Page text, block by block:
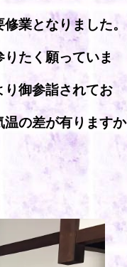
業となりました。
たく願っていま
り御参詣されてお
の差が有りますか